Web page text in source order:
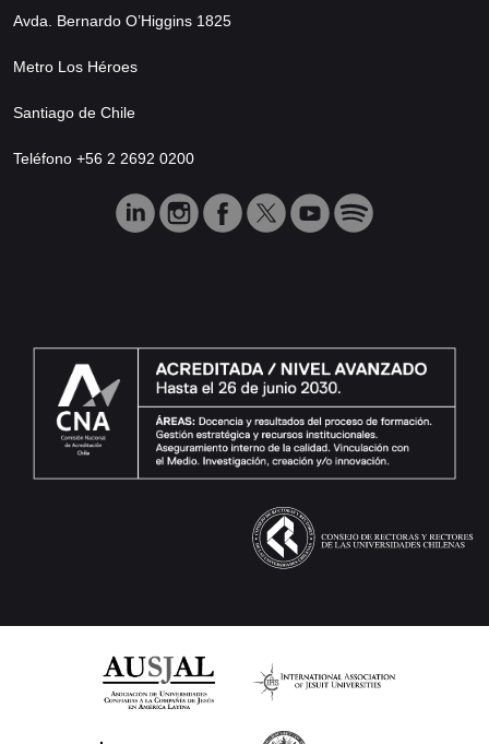
Avda. Bernardo O’Higgins 1825
Metro Los Héroes
Santiago de Chile
Teléfono +56 2 2692 0200